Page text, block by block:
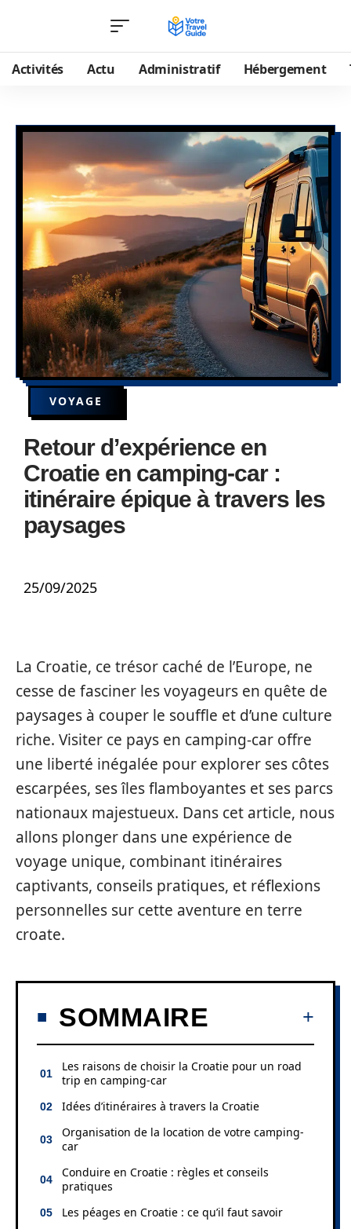
Activités Actu Administratif Hébergement
VOYAGE
Retour d’expérience en
Croatie en camping-car :
itinéraire épique à travers les
paysages
25/09/2025
La Croatie, ce trésor caché de l’Europe, ne
cesse de fasciner les voyageurs en quête de
paysages à couper le souffle et d’une culture
riche. Visiter ce pays en camping-car offre
une liberté inégalée pour explorer ses côtes
escarpées, ses îles flamboyantes et ses parcs
nationaux majestueux. Dans cet article, nous
allons plonger dans une expérience de
voyage unique, combinant itinéraires
captivants, conseils pratiques, et réflexions
personnelles sur cette aventure en terre
croate.
SOMMAIRE
Les raisons de choisir la Croatie pour un road
trip en camping-car
Idées d’itinéraires à travers la Croatie
Organisation de la location de votre camping-
car
Conduire en Croatie : règles et conseils
pratiques
Les péages en Croatie : ce qu’il faut savoir